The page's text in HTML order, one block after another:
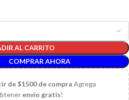
AL CARRITO
COMPRAR AHORA
de $1500 de compra Agrega
envío gratis!